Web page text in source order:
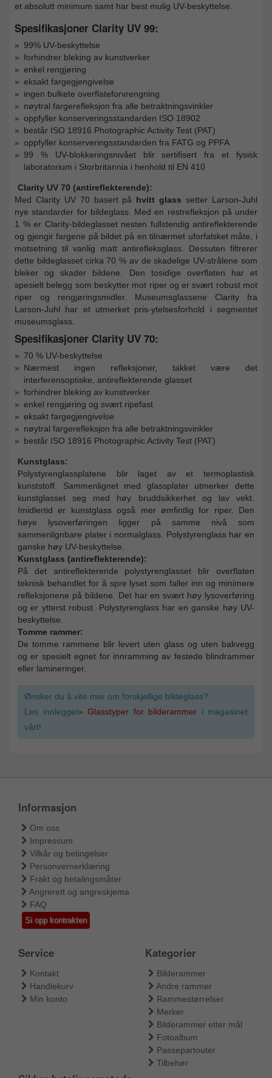
et absolutt minimum samt har best mulig UV-beskyttelse.
Spesifikasjoner Clarity UV 99:
99% UV-beskyttelse
forhindrer bleking av kunstverker
enkel rengjøring
eksakt fargegjengivelse
ingen bulkete overflateforvrengning
nøytral fargerefleksjon fra alle betraktningsvinkler
oppfyller konserveringsstandarden ISO 18902
består ISO 18916 Photographic Activity Test (PAT)
oppfyller konserveringsstandarden fra FATG og PPFA
99 % UV-blokkeringsnivået blir sertifisert fra et fysisk
laboratorium i Storbritannia i henhold til EN 410
Clarity UV 70 (antireflekterende):
Med Clarity UV 70 basert på hvitt glass setter Larson-Juhl
nye standarder for bildeglass. Med en restrefleksjon på under
1 % er Clarity-bildeglasset nesten fullstendig antireflekterende
og gjengir fargene på bildet på en tilnærmet uforfalsket måte, i
motsetning til vanlig matt antirefleksglass. Dessuten filtrerer
dette bildeglasset cirka 70 % av de skadelige UV-strålene som
bleker og skader bildene. Den tosidige overflaten har et
spesielt belegg som beskytter mot riper og er svært robust mot
riper og rengjøringsmidler. Museumsglassene Clarity fra
Larson-Juhl har et utmerket pris-ytelsesforhold i segmentet
museumsglass.
Spesifikasjoner Clarity UV 70:
70 % UV-beskyttelse
Nærmest ingen refleksjoner, takket være det
interferensoptiske, antireflekterende glasset
forhindrer bleking av kunstverker
enkel rengjøring og svært ripefast
eksakt fargegjengivelse
nøytral fargerefleksjon fra alle betraktningsvinkler
består ISO 18916 Photographic Activity Test (PAT)
Kunstglass:
Polystyrenglassplatene blir laget av et termoplastisk
kunststoff. Sammenlignet med glassplater utmerker dette
kunstglasset seg med høy bruddsikkerhet og lav vekt.
Imidlertid er kunstglass også mer ømfintlig for riper. Den
høye lysoverføringen ligger på samme nivå som
sammenlignbare plater i normalglass. Polystyrenglass har en
ganske høy UV-beskyttelse.
Kunstglass (antireflekterende):
På det antireflekterende polystyrenglasset blir overflaten
teknisk behandlet for å spre lyset som faller inn og minimere
refleksjonene på bildene. Det har en svært høy lysoverføring
og er ytterst robust. Polystyrenglass har en ganske høy UV-
beskyttelse.
Tomme rammer:
De tomme rammene blir levert uten glass og uten bakvegg
og er spesielt egnet for innramming av festede blindrammer
eller lamineringer.
Ønsker du å vite mer om forskjellige bildeglass?
Les innlegget» Glasstyper for bilderammer i magasinet
vårt!
Informasjon
Om oss
Impressum
Vilkår og betingelser
Personvernerklæring
Frakt og betalingsmåter
Angrerett og angreskjema
FAQ
Si opp kontrakten
Service
Kontakt
Handlekurv
Min konto
Kategorier
Bilderammer
Andre rammer
Rammestørrelser
Merker
Bilderammer etter mål
Fotoalbum
Passepartouter
Tilbehør